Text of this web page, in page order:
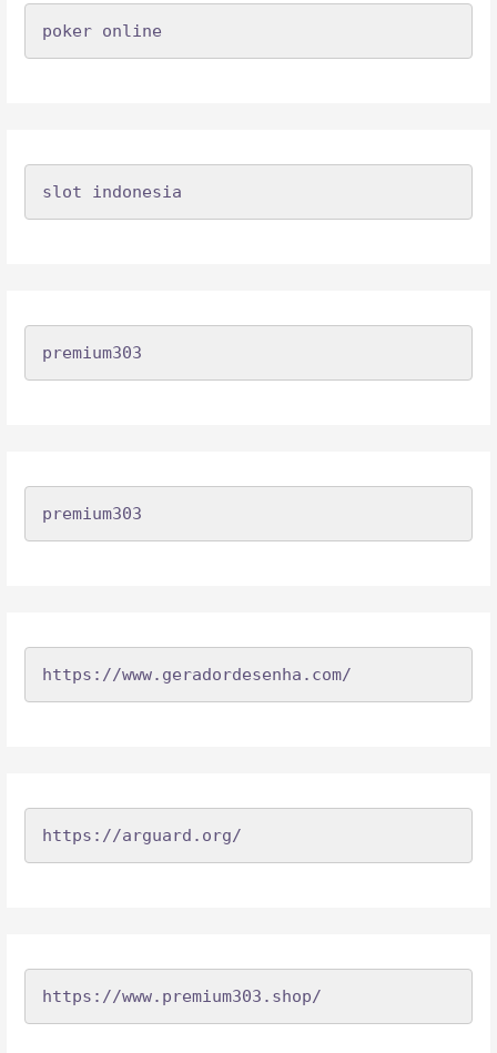
poker online
slot indonesia
premium303
premium303
https://www.geradordesenha.com/
https://arguard.org/
https://www.premium303.shop/